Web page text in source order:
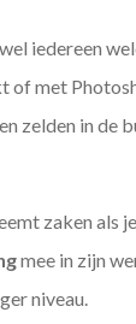
iedereen
of met
zelden in de
zaken als je
mee in zijn
niveau.